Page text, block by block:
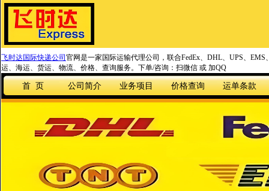
飞时达国际快递公司 官网是一家国际运输代理公司，联合FedEx、DHL、UPS、
运、海运、货运、物流、价格、查询服务。下单/咨询：扫微信 或 加QQ
首 页 公司简介 业务项目 价格查询 运单条款